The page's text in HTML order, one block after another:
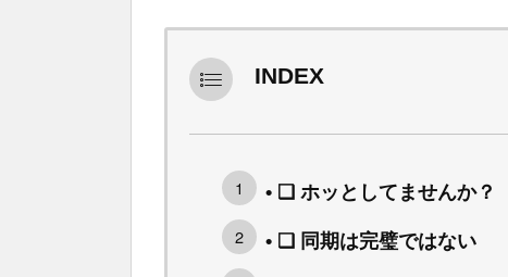
INDEX
• ❑ ホッとしてませんか？
• ❑ 同期は完璧ではない